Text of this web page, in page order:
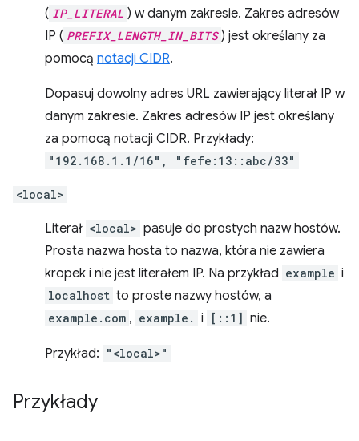
( IP_LITERAL ) w danym zakresie. Zakres adresów
IP ( PREFIX_LENGTH_IN_BITS ) jest określany za
pomocą notacji CIDR.
Dopasuj dowolny adres URL zawierający literał IP w
danym zakresie. Zakres adresów IP jest określany
za pomocą notacji CIDR. Przykłady:
"192.168.1.1/16", "fefe:13::abc/33"
<local>
Literał <local> pasuje do prostych nazw hostów.
Prosta nazwa hosta to nazwa, która nie zawiera
kropek i nie jest literałem IP. Na przykład example i
localhost to proste nazwy hostów, a
example.com , example. i [::1] nie.
Przykład: "<local>"
Przykłady